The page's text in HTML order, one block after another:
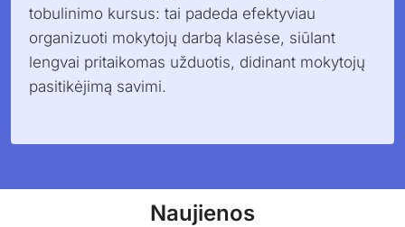
tobulinimo kursus: tai padeda efektyviau
organizuoti mokytojų darbą klasėse, siūlant
lengvai pritaikomas užduotis, didinant mokytojų
pasitikėjimą savimi.
Naujienos​